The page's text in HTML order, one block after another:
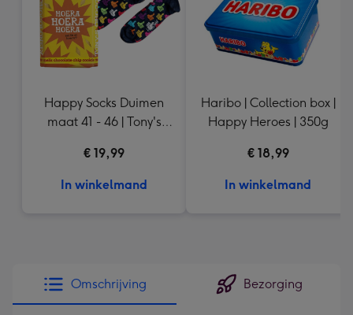
Happy Socks Duimen
maat 41 - 46 | Tony's
Hoera, Hoera! 185g
€ 19,99
In winkelmand
Haribo | Collection box |
Happy Heroes | 350g
€ 18,99
In winkelmand
Omschrijving Bezorging